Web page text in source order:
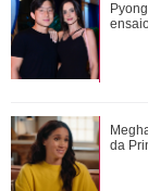
da
Luiza
que já
da